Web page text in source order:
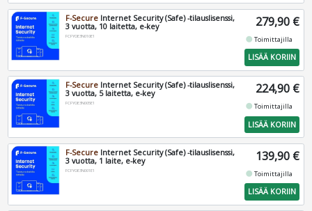
F-Secure Internet Security (Safe) -tilauslisenssi,
3 vuotta, 10 laitetta, e-key
FCFYOE3N010E1
279,90 €
fiber_manual_recordToimittajilla
LISÄÄ KORIIN
F-Secure Internet Security (Safe) -tilauslisenssi,
3 vuotta, 5 laitetta, e-key
FCFYOE3N005E1
224,90 €
fiber_manual_recordToimittajilla
LISÄÄ KORIIN
F-Secure Internet Security (Safe) -tilauslisenssi,
3 vuotta, 1 laite, e-key
FCFYOE3N001E1
139,90 €
fiber_manual_recordToimittajilla
LISÄÄ KORIIN